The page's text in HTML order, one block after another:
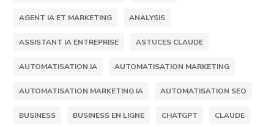
AGENT IA ET MARKETING ANALYSIS
ASSISTANT IA ENTREPRISE ASTUCES CLAUDE
AUTOMATISATION IA AUTOMATISATION MARKETING
AUTOMATISATION MARKETING IA AUTOMATISATION SEO
BUSINESS BUSINESS EN LIGNE CHATGPT CLAUDE